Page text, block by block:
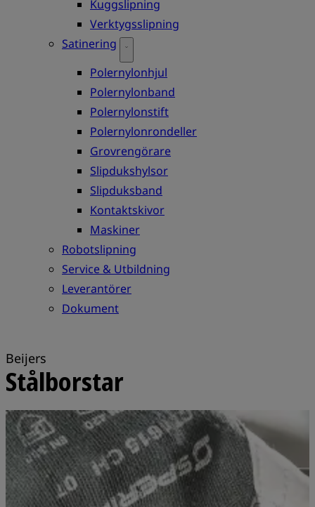
Kuggslipning
Verktygsslipning
Satinering
Polernylonhjul
Polernylonband
Polernylonstift
Polernylonrondeller
Grovrengörare
Slipdukshylsor
Slipduksband
Kontaktskivor
Maskiner
Robotslipning
Service & Utbildning
Leverantörer
Dokument
Beijers
Stålborstar